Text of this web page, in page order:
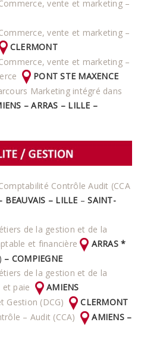
vente et marketing –
vente et marketing –
CLERMONT
vente et marketing –
PONT STE MAXENCE
Marketing intégré dans
– ARRAS – LILLE –
Contrôle Audit (CCA
BEAUVAIS – LILLE –SAINT-
de la gestion et de la
et financière
ARRAS *
– COMPIEGNE
de la gestion et de la
paie
AMIENS
Gestion (DCG)
CLERMONT
– Audit (CCA)
AMIENS –